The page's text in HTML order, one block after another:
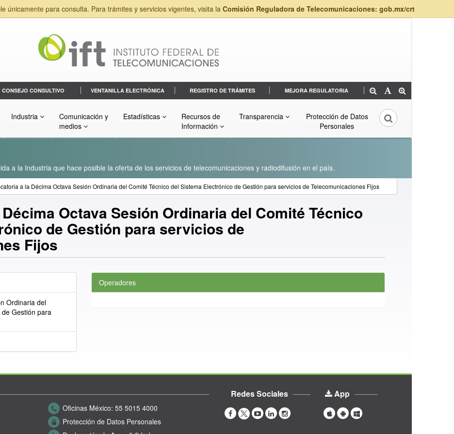
únicamente para consulta. Para trámites y servicios vigentes, visita la Comisión Reguladora de Telecomunicaciones: gob.mx/crt
CONSEJO CONSULTIVO VENTANILLA ELECTRÓNICA REGISTRO DE TRÁMITES MEJORA REGULATORIA
Industria
Comunicación y
medios
Estadísticas
Recursos de
Información
Transparencia
Protección de Datos
Personales
a la Industria que hace posible la oferta de los servicios de telecomunicaciones y radiodifusión en el país.
a la Décima Octava Sesión Ordinaria del Comité Técnico del Sistema Electrónico de Gestión para servicios de Telecomunicaciones Fijos
Octava Sesión Ordinaria del Comité Técnico
de Gestión para servicios de
Fijos
Ordinaria del
Gestión para
Operadores
Oficinas México: 55 5015 4000
Protección de Datos Personales
Redes Sociales App